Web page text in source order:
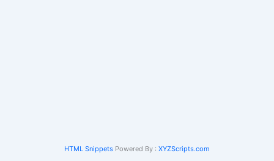
HTML Snippets Powered By : XYZScripts.com